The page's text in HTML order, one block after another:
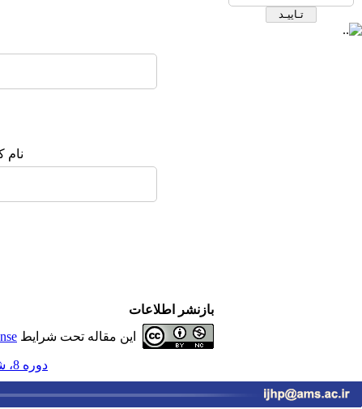
نام
بازنشر اطلاعات
این مقاله تحت شرایط
دوره 8، شماره 2 - ( تابستان 1403 )